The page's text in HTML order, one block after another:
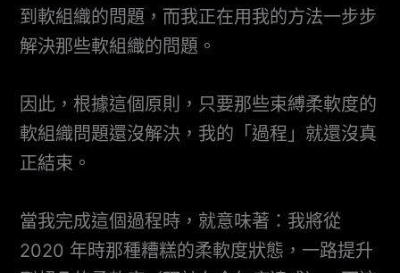
到軟組織的問題，而我正在用我的方法一步步
解決那些軟組織的問題。
因此，根據這個原則，只要那些束縛柔軟度的
軟組織問題還沒解決，我的「過程」就還沒真
正結束。
當我完成這個過程時，就意味著：我將從
2020 年時那種糟糕的柔軟度狀態，一路提升